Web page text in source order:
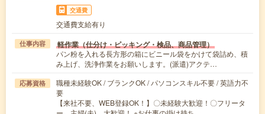
交通費
交通費支給有り
仕事内容 軽作業（仕分け・ピッキング・検品、商品管理）
パン粉を入れる長方形の箱にビニール袋をかけて袋詰め、積
み上げ、洗浄作業をお願いします。(派遣)アクテ…
応募資格
職種未経験OK / ブランクOK / パソコンスキル不要 / 英語力不
要
【来社不要、WEB登録OK！】〇未経験大歓迎！〇フリータ